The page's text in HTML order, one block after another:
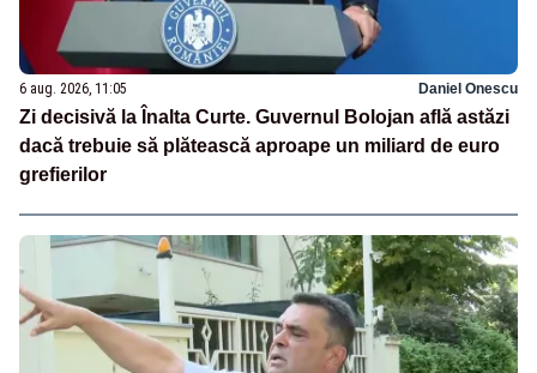
6 aug. 2026, 11:05 Daniel Onescu
Zi decisivă la Înalta Curte. Guvernul Bolojan află astăzi
dacă trebuie să plătească aproape un miliard de euro
grefierilor